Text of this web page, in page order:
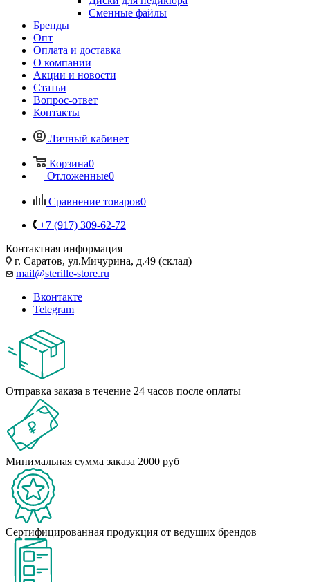
Сменные файлы
Бренды
Опт
Оплата и доставка
О компании
Акции и новости
Статьи
Вопрос-ответ
Контакты
Личный кабинет
Корзина0
Отложенные0
Сравнение товаров0
+7 (917) 309-62-72
Контактная информация
г. Саратов, ул.Мичурина, д.49 (склад)
mail@sterille-store.ru
Вконтакте
Telegram
Отправка заказа в течение 24 часов после оплаты
Минимальная сумма заказа 2000 руб
Сертифицированная продукция от ведущих брендов